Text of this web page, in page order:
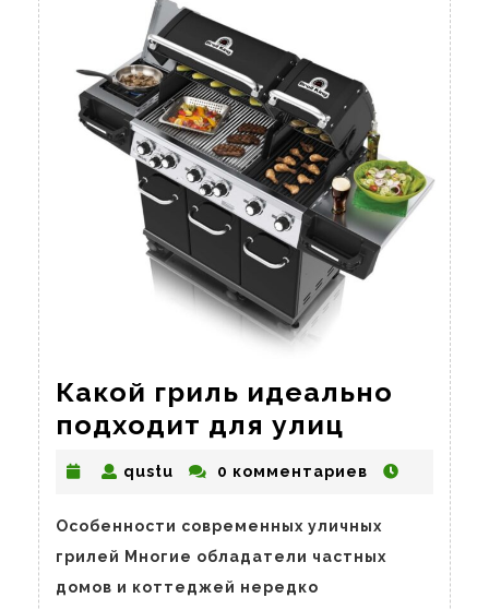
Какой гриль идеально
подходит для улиц
гриль
идеально
подходит
для
qustu qustu0 комментариев
Особенности современных уличных
грилей Многие обладатели частных
домов и коттеджей нередко